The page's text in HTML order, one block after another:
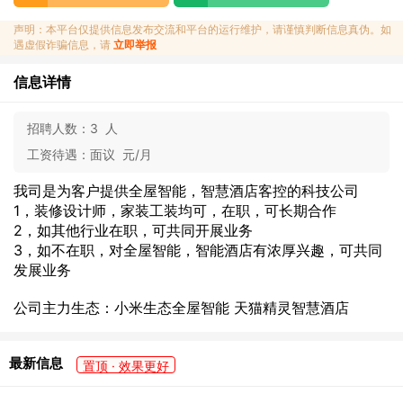
声明：本平台仅提供信息发布交流和平台的运行维护，请谨慎判断信息真伪。如
遇虚假诈骗信息，请 立即举报
信息详情
招聘人数： 3 人
工资待遇： 面议 元/月
我司是为客户提供全屋智能，智慧酒店客控的科技公司
1，装修设计师，家装工装均可，在职，可长期合作
2，如其他行业在职，可共同开展业务
3，如不在职，对全屋智能，智能酒店有浓厚兴趣，可共同
发展业务
公司主力生态：小米生态全屋智能 天猫精灵智慧酒店
最新信息 置顶 · 效果更好